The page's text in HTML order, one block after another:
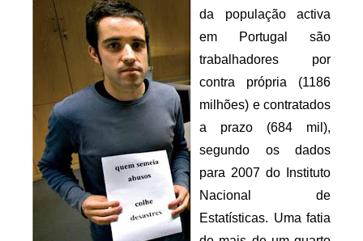
x
i
v
e
i
s
da população activa
em Portugal são
trabalhadores por
contra própria (1186
milhões) e contratados
a prazo (684 mil),
segundo os dados
para 2007 do Instituto
Nacional de
Estatísticas. Uma fatia